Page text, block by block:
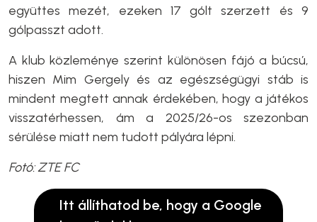
együttes mezét, ezeken 17 gólt szerzett és 9
gólpasszt adott.
A klub közleménye szerint különösen fájó a búcsú,
hiszen Mim Gergely és az egészségügyi stáb is
mindent megtett annak érdekében, hogy a játékos
visszatérhessen, ám a 2025/26-os szezonban
sérülése miatt nem tudott pályára lépni.
Fotó: ZTE FC
Itt állíthatod be, hogy a Google